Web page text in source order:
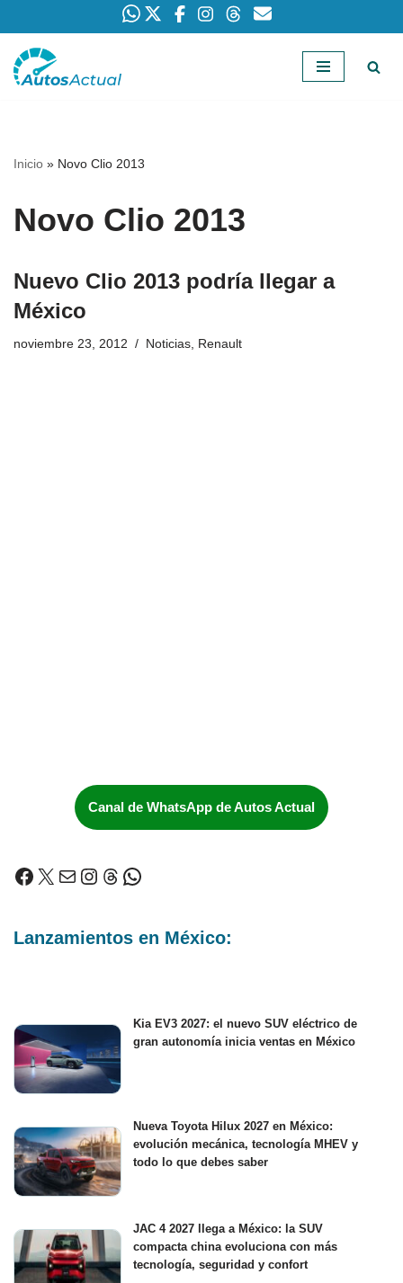
Saltar
Inicio » Novo Clio 2013
Novo Clio 2013
Nuevo Clio 2013 podría llegar a
México
noviembre 23, 2012 Noticias, Renault
Canal de WhatsApp de Autos Actual
Lanzamientos en México:
Kia EV3 2027: el nuevo SUV eléctrico de
gran autonomía inicia ventas en México
Nueva Toyota Hilux 2027 en México:
evolución mecánica, tecnología MHEV y
todo lo que debes saber
JAC 4 2027 llega a México: la SUV
compacta china evoluciona con más
tecnología, seguridad y confort